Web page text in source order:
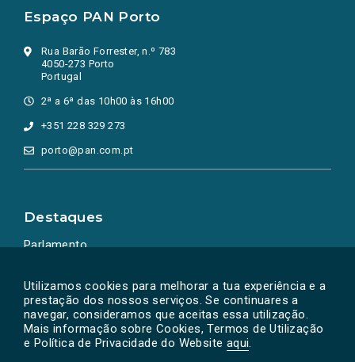
Utilizamos cookies para melhorar a tua experiência e a
prestação dos nossos serviços. Se continuares a
navegar, consideramos que aceitas essa utilização.
Mais informação sobre Cookies, Termos de Utilização
e Política de Privacidade do Website aqui.
Espaço PAN Porto
Rua Barão Forrester, n.º 783
4050-273 Porto
Portugal
2ª a 6ª das 10h00 às 16h00
+351 228 329 273
porto@pan.com.pt
Destaques
Parlamento